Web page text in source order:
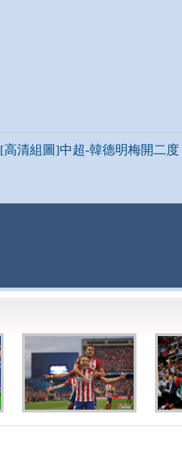
[高清組圖]中超-韓德明梅開二度